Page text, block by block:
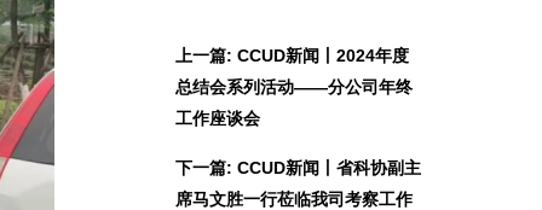
上一篇: CCUD新闻丨2024年度
总结会系列活动——分公司年终
工作座谈会
下一篇: CCUD新闻丨省科协副主
席马文胜一行莅临我司考察工作